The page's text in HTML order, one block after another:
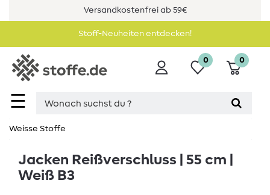
Versandkostenfrei ab 59€
Stoff-Neuheiten entdecken!
☰
0 0
Weisse Stoffe
Jacken Reißverschluss | 55 cm |
Weiß B3